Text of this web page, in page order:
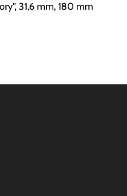
31,6 mm, 180 mm